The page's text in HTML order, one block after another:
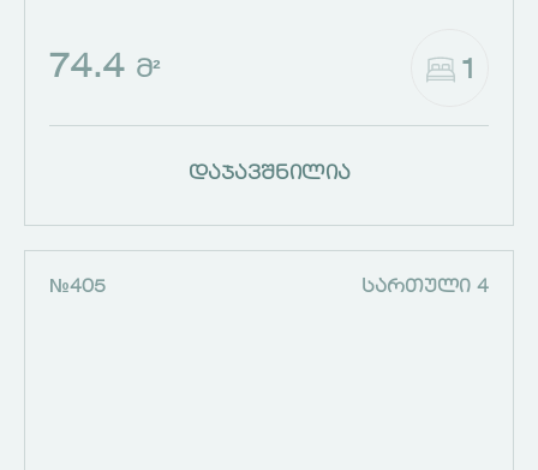
74.4 Მ² 1
დაჯავშნილია
№405 ᲡᲐᲠᲗᲣᲚᲘ 4